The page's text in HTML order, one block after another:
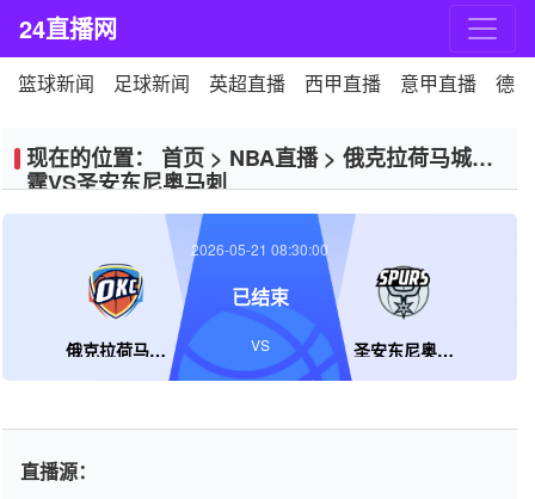
24直播网
篮球新闻 足球新闻 英超直播 西甲直播 意甲直播 德
现在的位置： 首页 > NBA直播> 俄克拉荷马城雷
霆VS圣安东尼奥马刺
俄克拉荷马城雷霆 圣安东尼奥马刺
2026-05-21 08:30:00
已结束
VS
直播源：